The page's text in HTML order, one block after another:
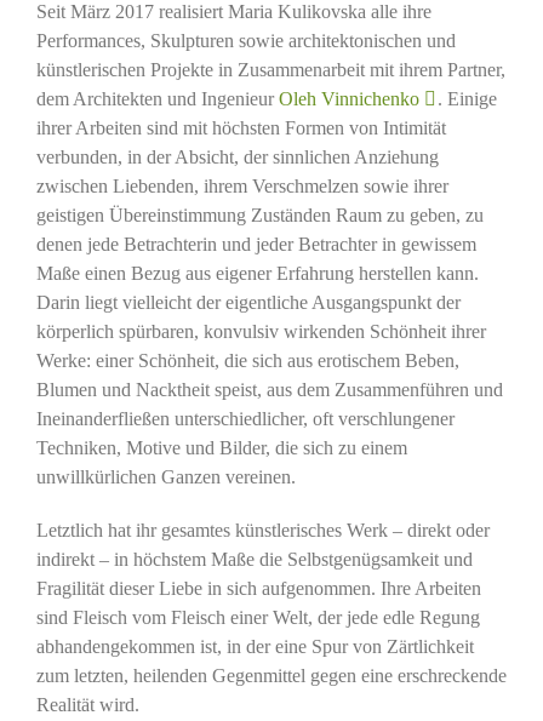
Seit März 2017 realisiert Maria Kulikovska alle ihre
Performances, Skulpturen sowie architektonischen und
künstlerischen Projekte in Zusammenarbeit mit ihrem Partner,
dem Architekten und IngenieurOleh Vinnichenko
. Einige
ihrer Arbeiten sind mit höchsten Formen von Intimität
verbunden, in der Absicht, der sinnlichen Anziehung
zwischen Liebenden, ihrem Verschmelzen sowie ihrer
geistigen Übereinstimmung Zuständen Raum zu geben, zu
denen jede Betrachterin und jeder Betrachter in gewissem
Maße einen Bezug aus eigener Erfahrung herstellen kann.
Darin liegt vielleicht der eigentliche Ausgangspunkt der
körperlich spürbaren, konvulsiv wirkenden Schönheit ihrer
Werke: einer Schönheit, die sich aus erotischem Beben,
Blumen und Nacktheit speist, aus dem Zusammenführen und
Ineinanderfließen unterschiedlicher, oft verschlungener
Techniken, Motive und Bilder, die sich zu einem
unwillkürlichen Ganzen vereinen.
Letztlich hat ihr gesamtes künstlerisches Werk – direkt oder
indirekt – in höchstem Maße die Selbstgenügsamkeit und
Fragilität dieser Liebe in sich aufgenommen. Ihre Arbeiten
sind Fleisch vom Fleisch einer Welt, der jede edle Regung
abhandengekommen ist, in der eine Spur von Zärtlichkeit
zum letzten, heilenden Gegenmittel gegen eine erschreckende
Realität wird.